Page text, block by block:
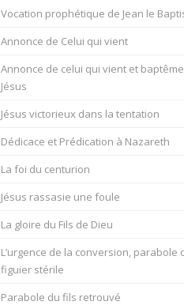
Vocation prophétique de Jean le
Annonce de Celui qui vient
Annonce de celui qui vient et
Jésus
Jésus victorieux dans la tentation
Dédicace et Prédication à Nazareth
La foi du centurion
Jésus rassasie une foule
La gloire du Fils de Dieu
L’urgence de la conversion, parabole
figuier stérile
Parabole du fils retrouvé